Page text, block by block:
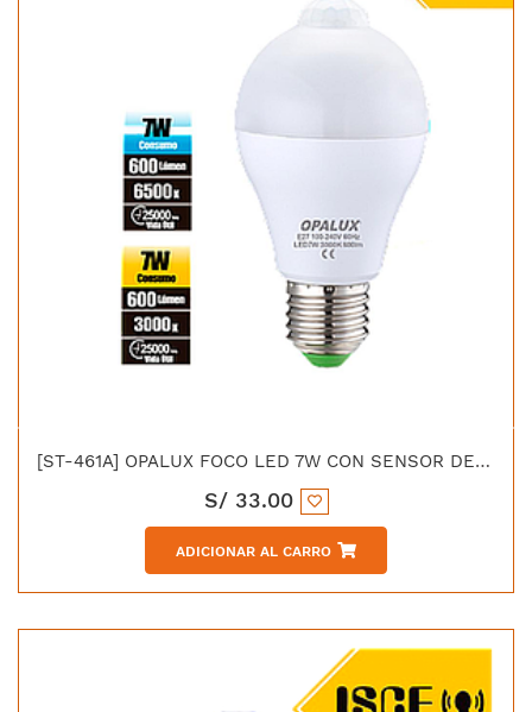
[ST-461A] OPALUX FOCO LED 7W CON SENSOR DE MOVIMIENTO 110-240VAC E-27
S/ 33.00
ADICIONAR AL CARRO